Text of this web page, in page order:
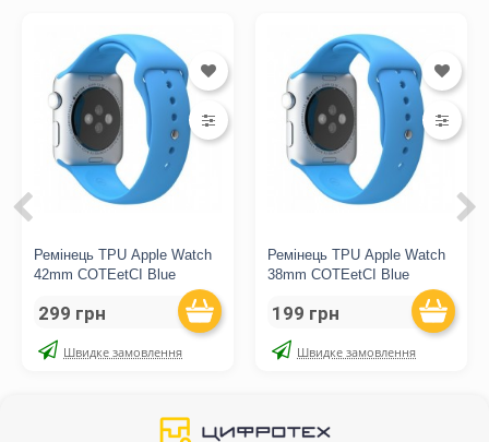
Ремінець TPU Apple Watch
42mm COTEetCI Blue
299 грн
Швидке замовлення
Ремінець TPU Apple Watch
38mm COTEetCI Blue
199 грн
Швидке замовлення